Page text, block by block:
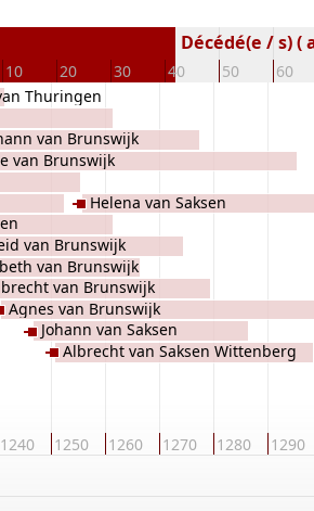
10 20 30 40 50 60
Décédé(e / s) (
1240 1250 1260 1270 1280 1290
Thuringen
van Brunswijk
van Brunswijk
van Brunswijk
van Brunswijk
van Brunswijk
Agnes van Brunswijk
Johann van Saksen
Albrecht van Saksen Wittenberg
Helena van Saksen